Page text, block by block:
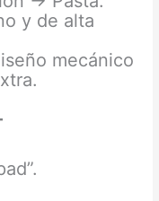
y de alta
mecánico